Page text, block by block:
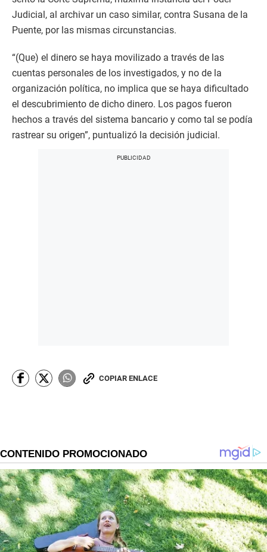
Judicial, al archivar un caso similar, contra Susana de la
Puente, por las mismas circunstancias.
“(Que) el dinero se haya movilizado a través de las
cuentas personales de los investigados, y no de la
organización política, no implica que se haya dificultado
el descubrimiento de dicho dinero. Los pagos fueron
hechos a través del sistema bancario y como tal se podía
rastrear su origen”, puntualizó la decisión judicial.
COPIAR ENLACE